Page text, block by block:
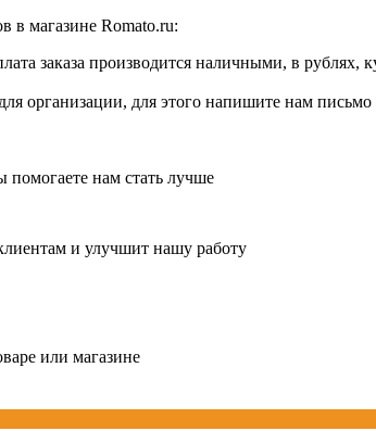
в магазине Romato.ru:
заказа производится наличными, в рублях,
организации, для этого напишите нам письмо
нам стать лучше
и улучшит нашу работу
или магазине